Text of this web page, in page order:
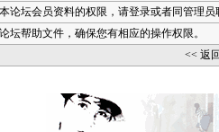
论坛会员资料的权限，请登录或者同管理员
坛帮助文件，确保您有相应的操作权限。
<< 返